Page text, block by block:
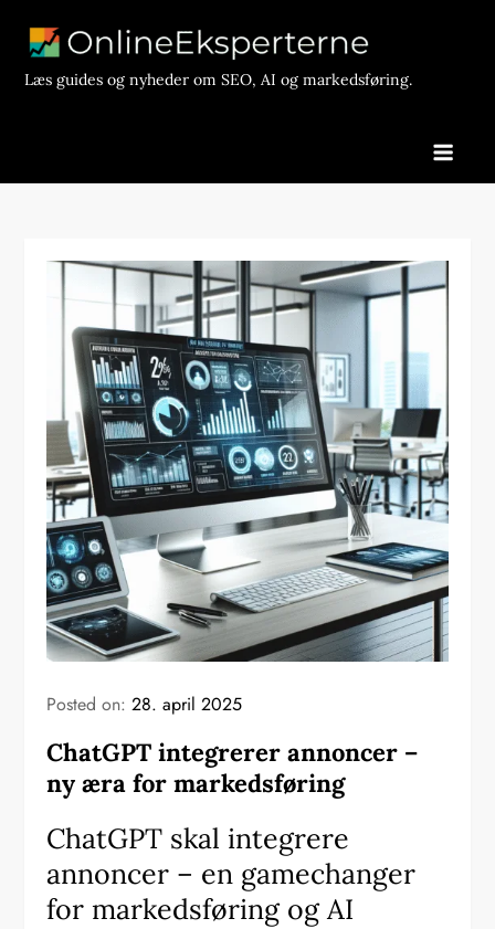
contentLæs guides og nyheder om SEO, AI og markedsføring.
Posted on:28. april 2025
ChatGPT integrerer annoncer –
ny æra for markedsføring
ChatGPT skal integrere
annoncer – en gamechanger
for markedsføring og AI